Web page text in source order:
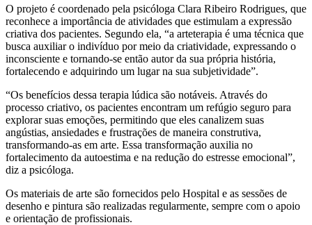
O projeto é coordenado pela psicóloga Clara Ribeiro Rodrigues, que
reconhece a importância de atividades que estimulam a expressão
criativa dos pacientes. Segundo ela, “a arteterapia é uma técnica que
busca auxiliar o indivíduo por meio da criatividade, expressando o
inconsciente e tornando-se então autor da sua própria história,
fortalecendo e adquirindo um lugar na sua subjetividade”.
“Os benefícios dessa terapia lúdica são notáveis. Através do
processo criativo, os pacientes encontram um refúgio seguro para
explorar suas emoções, permitindo que eles canalizem suas
angústias, ansiedades e frustrações de maneira construtiva,
transformando-as em arte. Essa transformação auxilia no
fortalecimento da autoestima e na redução do estresse emocional”,
diz a psicóloga.
Os materiais de arte são fornecidos pelo Hospital e as sessões de
desenho e pintura são realizadas regularmente, sempre com o apoio
e orientação de profissionais.